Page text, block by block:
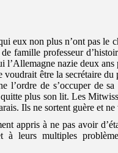
eux non plus n’ont pas le
famille professeur
nazie deux ans
être la secrétaire du
l’ordre de s’occuper de
plus son lit. Les
Ils ne sortent guère et
appris à ne pas avoir
leurs multiples